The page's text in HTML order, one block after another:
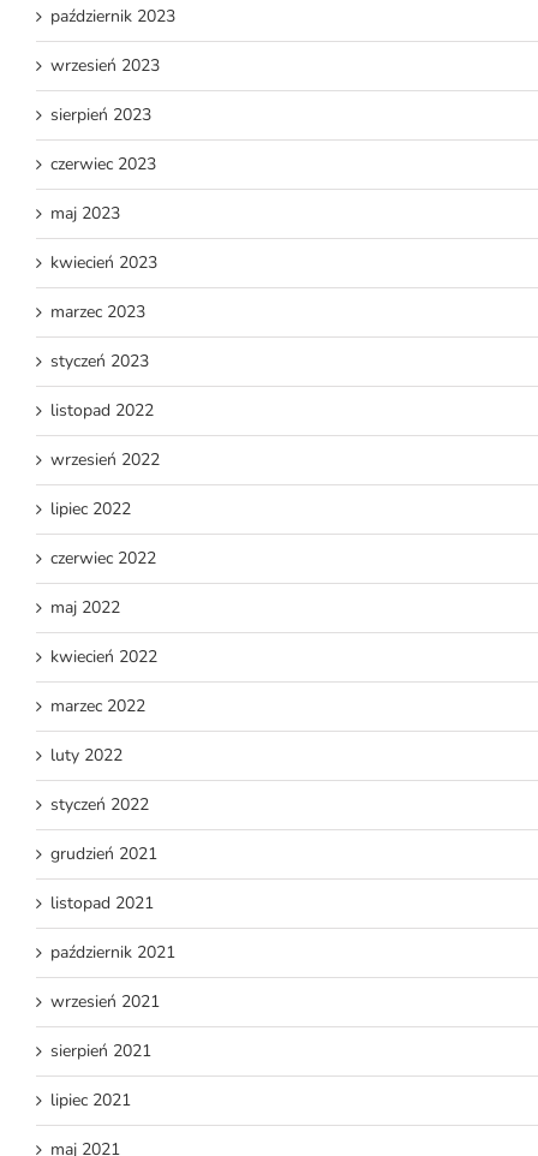
październik 2023
wrzesień 2023
sierpień 2023
czerwiec 2023
maj 2023
kwiecień 2023
marzec 2023
styczeń 2023
listopad 2022
wrzesień 2022
lipiec 2022
czerwiec 2022
maj 2022
kwiecień 2022
marzec 2022
luty 2022
styczeń 2022
grudzień 2021
listopad 2021
październik 2021
wrzesień 2021
sierpień 2021
lipiec 2021
maj 2021